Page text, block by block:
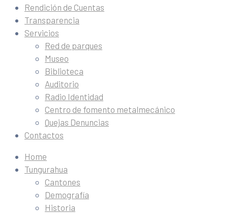
Rendición de Cuentas
Transparencia
Servicios
Red de parques
Museo
Biblioteca
Auditorio
Radio Identidad
Centro de fomento metalmecánico
Quejas Denuncias
Contactos
Home
Tungurahua
Cantones
Demografía
Historia